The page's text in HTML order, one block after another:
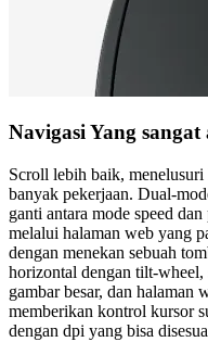
Navigasi Yang
Scroll lebih baik,
banyak pekerjaan. Dual-
ganti antara mode speed
melalui halaman web yang
dengan menekan sebuah
horizontal dengan tilt-wheel,
gambar besar, dan halaman
memberikan kontrol kursor
dengan dpi yang bisa